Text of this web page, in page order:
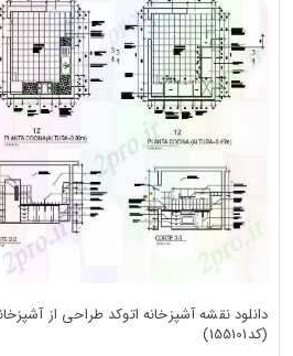
دانلود نقشه آشپزخانه اتوکد طراحی از
(کد155101)